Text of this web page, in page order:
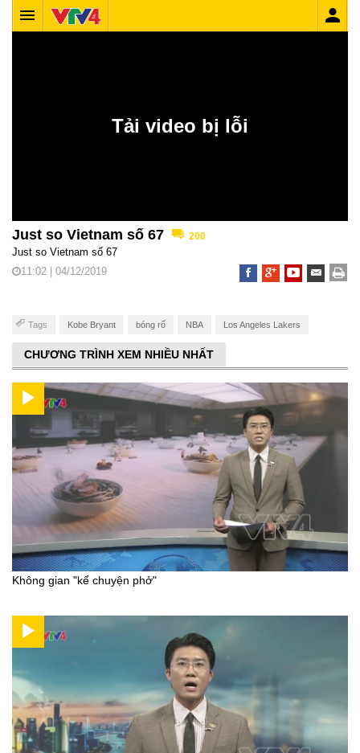
Just so Vietnam số 67 200
Just so Vietnam số 67
11:02 | 04/12/2019
Tags Kobe Bryant bóng rổ NBA Los Angeles Lakers
CHƯƠNG TRÌNH XEM NHIỀU NHẤT
Không gian "kể chuyện phở"